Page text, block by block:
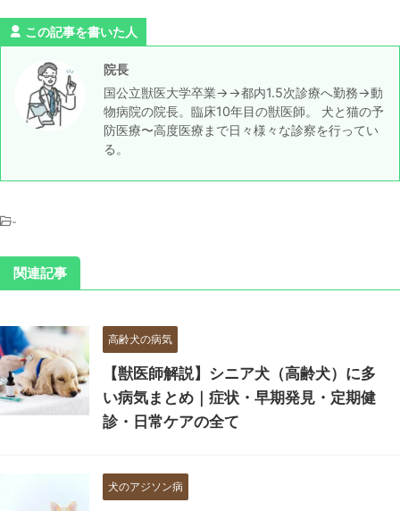
この記事を書いた人
院長
国公立獣医大学卒業→→都内1.5次診療へ勤務→動
物病院の院長。臨床10年目の獣医師。 犬と猫の予
防医療〜高度医療まで日々様々な診察を行ってい
る。
-
関連記事
高齢犬の病気
【獣医師解説】シニア犬（高齢犬）に多
い病気まとめ｜症状・早期発見・定期健
診・日常ケアの全て
犬のアジソン病